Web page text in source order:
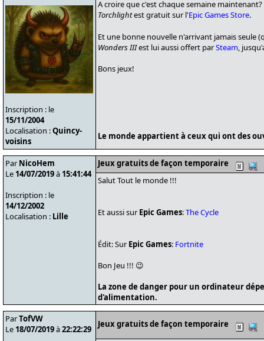
Inscription : le
15/11/2004
Localisation :Quincy-
voisins
A croire que c'est chaque semaine
Torchlightest gratuit sur l'Epic Games Store.
Et une bonne nouvelle n'arrivant jamais
Wonders IIIest lui aussi offert parSteam,
Bons jeux!
Le monde appartient à ceux qui ont des
Par NicoHem
Le 14/07/2019à 15:41:44
Inscription : le
14/12/2002
Localisation : Lille
Jeux gratuits de façon temporaire
Salut Tout le monde !!!
Et aussi sur Epic Games:The Cycle
Édit: Sur Epic Games: Fortnite
Bon Jeu !!! 😉
La zone de danger pour un ordinateur
d'alimentation.
ParTofVW
Le 18/07/2019à22:22:29 Jeux gratuits de façon temporaire